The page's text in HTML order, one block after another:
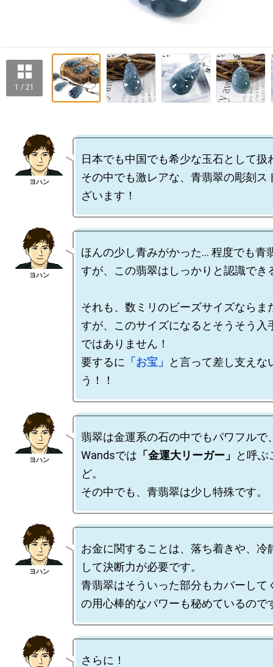
1 / 21
日本でも中国でも希少な玉石として扱
その中でも激レアな、青翡翠の彫刻ス
ほんの少し青みがかった… 程度でも青
すが、この翡翠はしっかりと認識でき
それも、数ミリのビーズサイズならま
すが、このサイズになるとそうそう入
ではありません！
要するに 「お宝」
と言って差し支えな
翡翠は金運系の石の中でもパワフルで
Wandsでは 「金運大リーガー」
と呼ぶ
ど。
お金に関することは、落ち着きや、冷
して決断力が必要です。
青翡翠はそういった部分もカバーして
さらに！